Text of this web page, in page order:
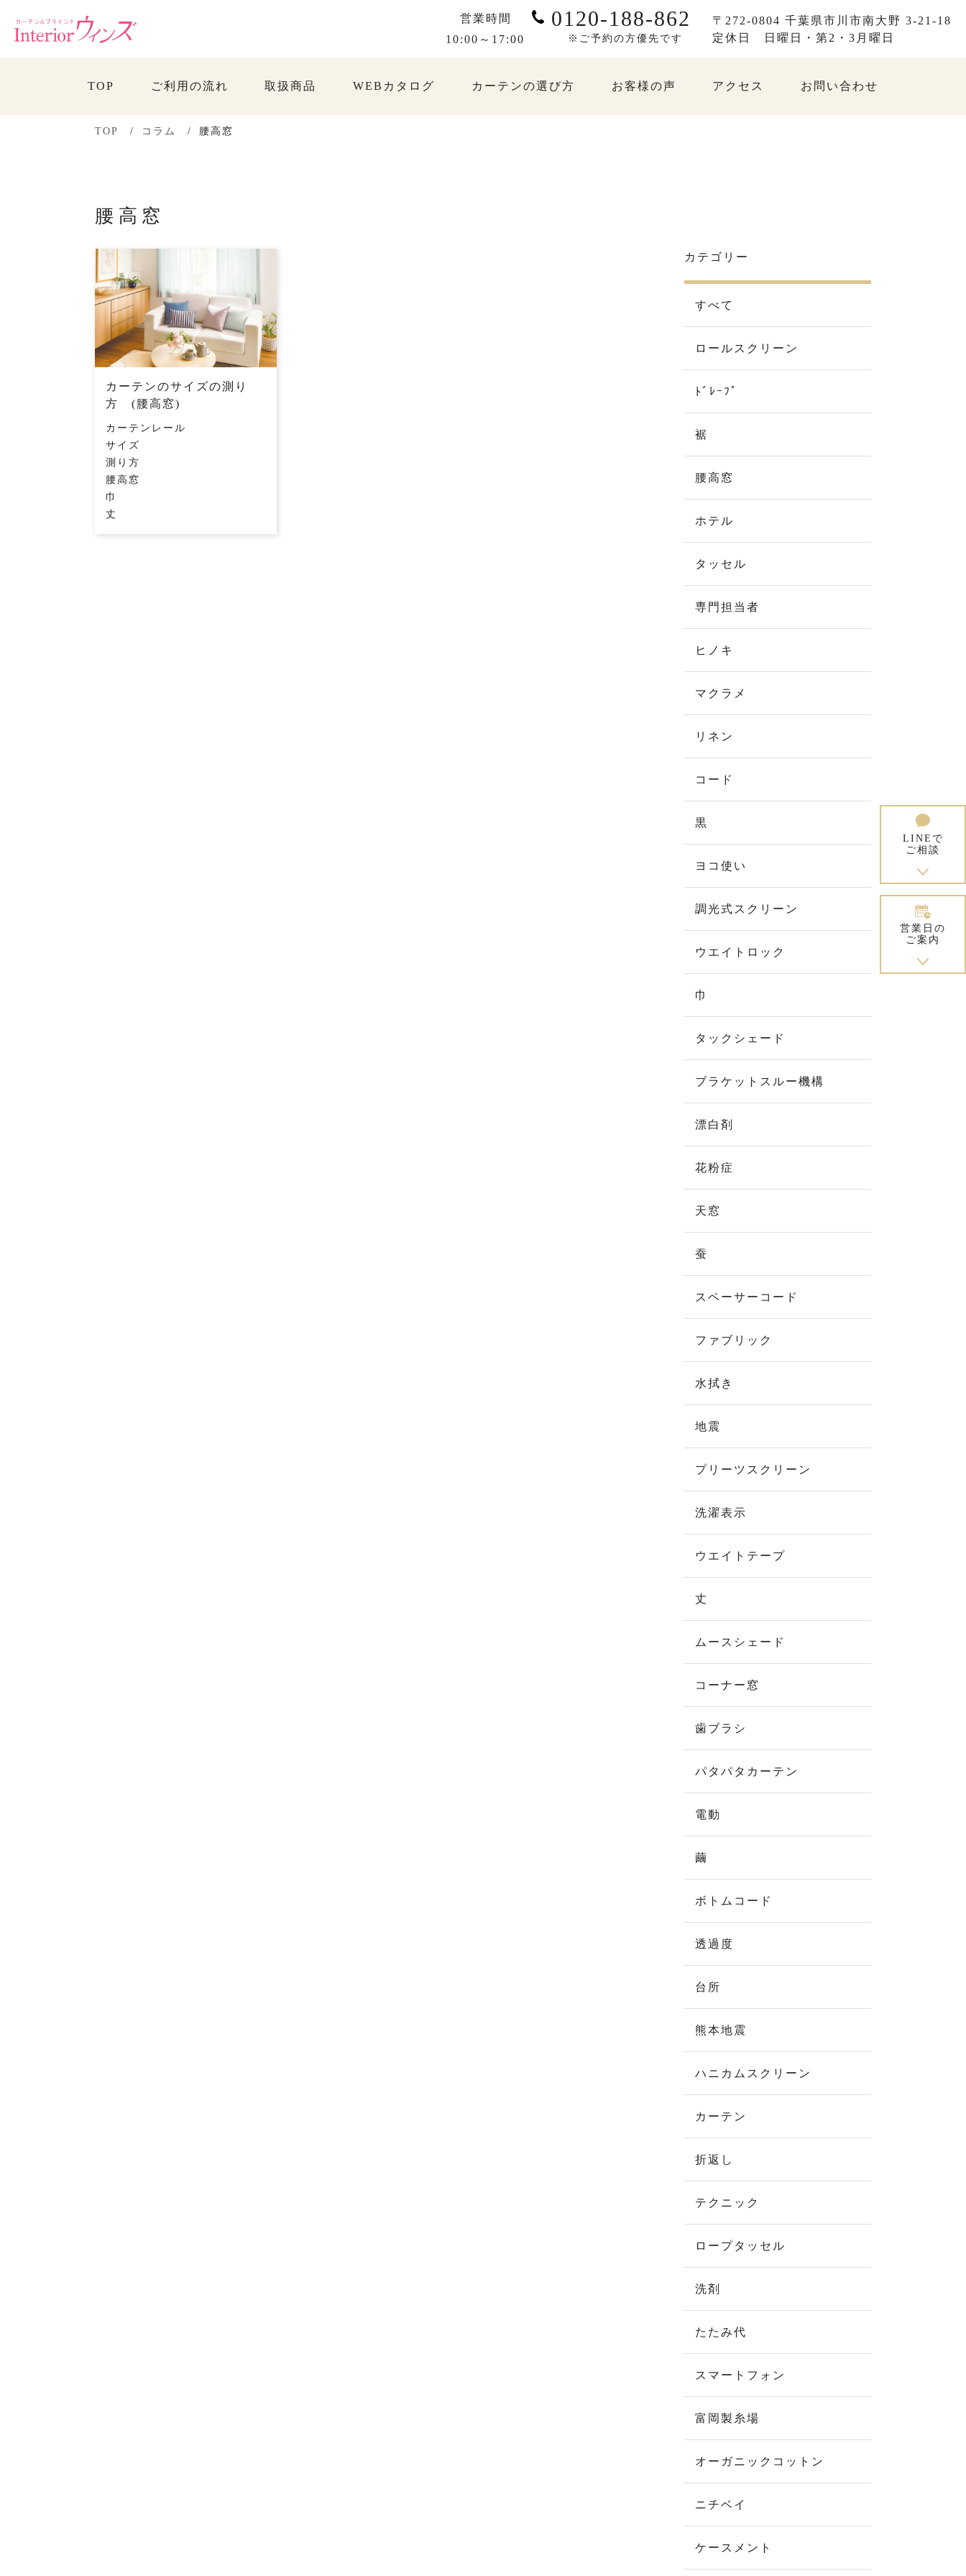
営業時間
10:00～17:00
0120-188-862
※ご予約の方優先です
〒272-0804 千葉県市川市南大野 3-21-18
定休日
日曜日・第2・3月曜日
TOP ご利用の流れ 取扱商品 WEBカタログ カーテンの選び方 お客様の声 アクセス お問い合わせ
LINEで
ご相談
営業日の
ご案内
TOP コラム 腰高窓
腰高窓
カーテンのサイズの測り
方 (腰高窓)
カーテンレール
サイズ
測り方
腰高窓
巾
丈
カテゴリー
すべて
ロールスクリーン
ﾄﾞﾚｰﾌﾟ
裾
腰高窓
ホテル
タッセル
専門担当者
ヒノキ
マクラメ
リネン
コード
黒
ヨコ使い
調光式スクリーン
ウエイトロック
巾
タックシェード
ブラケットスルー機構
漂白剤
花粉症
天窓
蚕
スペーサーコード
ファブリック
水拭き
地震
プリーツスクリーン
洗濯表示
ウエイトテープ
丈
ムースシェード
コーナー窓
歯ブラシ
パタパタカーテン
電動
繭
ボトムコード
透過度
台所
熊本地震
ハニカムスクリーン
カーテン
折返し
テクニック
ロープタッセル
洗剤
たたみ代
スマートフォン
富岡製糸場
オーガニックコットン
ニチベイ
ケースメント